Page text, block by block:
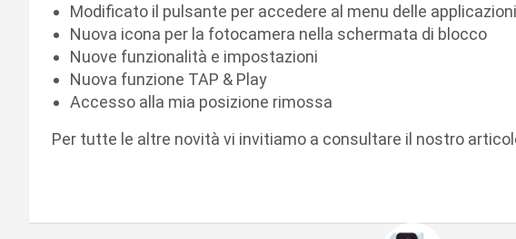
Modificato il pulsante per accedere al menu delle applicazioni
Nuova icona per la fotocamera nella schermata di blocco
Nuove funzionalità e impostazioni
Nuova funzione TAP & Play
Accesso alla mia posizione rimossa
Per tutte le altre novità vi invitiamo a consultare il nostro